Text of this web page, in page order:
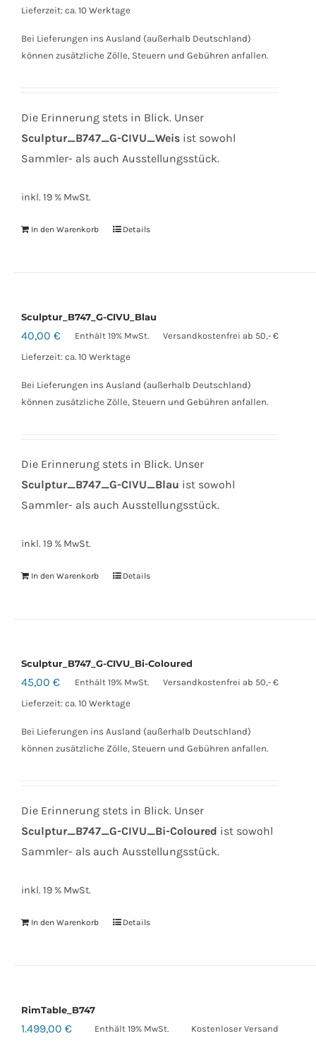
Lieferzeit: ca. 10 Werktage
Bei Lieferungen ins Ausland (außerhalb Deutschland)
können zusätzliche Zölle, Steuern und Gebühren anfallen.
Die Erinnerung stets in Blick. Unser
Sculptur_B747_G-CIVU_Weis ist sowohl
Sammler- als auch Ausstellungsstück.
inkl. 19 % MwSt.
In den Warenkorb Details
Sculptur_B747_G-CIVU_Blau
40,00 € Enthält 19% MwSt.
Versandkostenfrei ab 50,- €
Lieferzeit: ca. 10 Werktage
Bei Lieferungen ins Ausland (außerhalb Deutschland)
können zusätzliche Zölle, Steuern und Gebühren anfallen.
Die Erinnerung stets in Blick. Unser
Sculptur_B747_G-CIVU_Blau ist sowohl
Sammler- als auch Ausstellungsstück.
inkl. 19 % MwSt.
In den Warenkorb Details
Sculptur_B747_G-CIVU_Bi-Coloured
45,00 € Enthält 19% MwSt.
Versandkostenfrei ab 50,- €
Lieferzeit: ca. 10 Werktage
Bei Lieferungen ins Ausland (außerhalb Deutschland)
können zusätzliche Zölle, Steuern und Gebühren anfallen.
Die Erinnerung stets in Blick. Unser
Sculptur_B747_G-CIVU_Bi-Coloured ist sowohl
Sammler- als auch Ausstellungsstück.
inkl. 19 % MwSt.
In den Warenkorb Details
RimTable_B747
1.499,00 € Enthält 19% MwSt. Kostenloser Versand